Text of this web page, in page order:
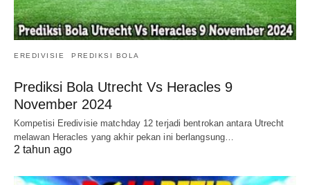
EREDIVISIE PREDIKSI BOLA
Prediksi Bola Utrecht Vs Heracles 9
November 2024
Kompetisi Eredivisie matchday 12 terjadi bentrokan antara Utrecht
melawan Heracles yang akhir pekan ini berlangsung…
2 tahun ago